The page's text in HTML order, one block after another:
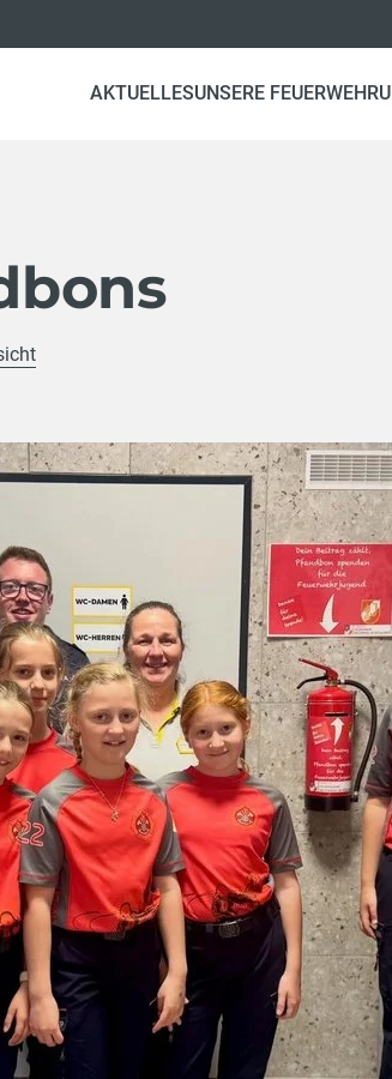
AKTUELLESUNSERE FEUERWEHR